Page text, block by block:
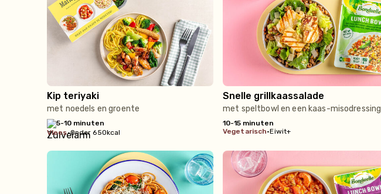
Kip teriyaki
met noedels en groente
5-10 minuten
vlees•Onder 650kcal
Snelle grillkaassalade
met speltbowl en een kaas-misodressing
10-15 minuten
vegetarisch•Eiwit+